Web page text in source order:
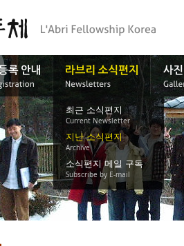
최근 소식편지
Current Newsletter
지난 소식편지
Archive
소식편지 메일 구독
Subscribe by E-mail